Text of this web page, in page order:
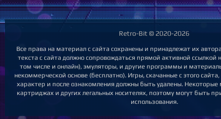
Retro-Bit © 2020-2026
Все права на материал с сайта сохранены и принадлежат их
текста с сайта должно сопровождаться прямой активной ссылкой
том числе и онлайн), эмуляторы, и другие программы и
некоммерческой основе (бесплатно). Игры, скачанные с этого
характер и после ознакомления должны быть удалены. Некоторые
картриджах и других легальных носителях, поэтому могут быть
использования.